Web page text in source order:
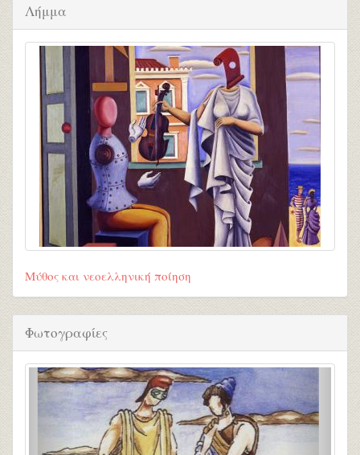
Λήμμα
Μύθος και νεοελληνική ποίηση
Φωτογραφίες